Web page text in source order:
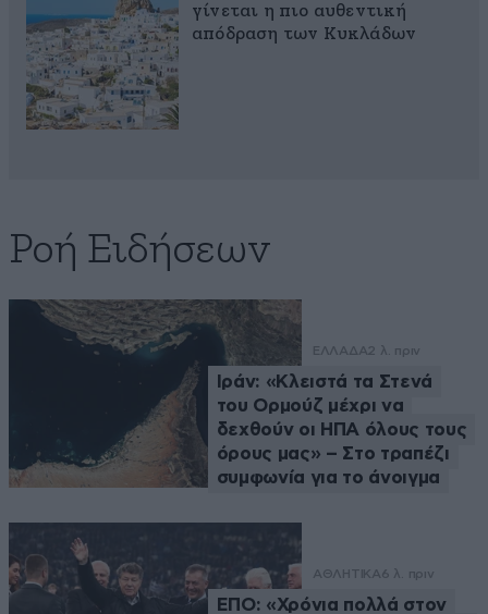
γίνεται η πιο αυθεντική
απόδραση των Κυκλάδων
Ροή Ειδήσεων
ΕΛΛΑΔΑ2 λ. πριν
Ιράν: «Κλειστά τα Στενά
του Ορμούζ μέχρι να
δεχθούν οι ΗΠΑ όλους τους
όρους μας» – Στο τραπέζι
συμφωνία για το άνοιγμα
ΑΘΛΗΤΙΚΑ6 λ. πριν
ΕΠΟ: «Χρόνια πολλά στον